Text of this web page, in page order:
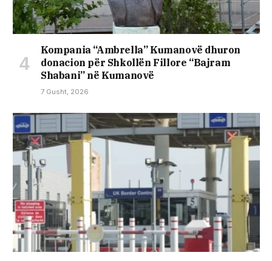
Kompania “Ambrella” Kumanovë dhuron
donacion për Shkollën Fillore “Bajram
Shabani” në Kumanovë
7 Gusht, 2026